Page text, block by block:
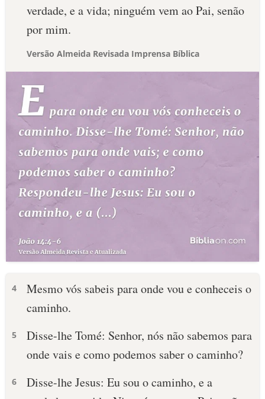
verdade, e a vida; ninguém vem ao Pai, senão
por mim.
Versão Almeida Revisada Imprensa Bíblica
4
Mesmo vós sabeis para onde vou e conheceis o
caminho.
5
Disse-lhe Tomé: Senhor, nós não sabemos para
onde vais e como podemos saber o caminho?
6
Disse-lhe Jesus: Eu sou o caminho, e a